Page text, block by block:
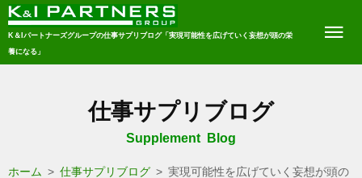
K＆Iパートナーズグループの仕事サプリブログ「実現可能性を広げていく妄想が頭の栄
養になる」
仕事サプリブログ
Supplement Blog
ホーム > 仕事サプリブログ > 実現可能性を広げていく妄想が頭の